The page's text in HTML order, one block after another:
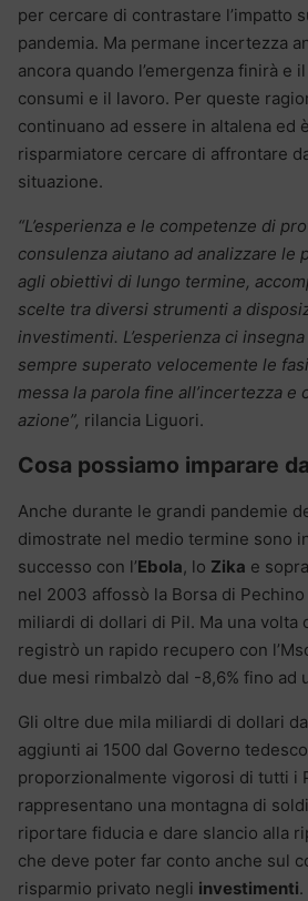
per cercare di contrastare l’impatto
pandemia. Ma permane incertezza
ancora quando l’emergenza finirà e
consumi e il lavoro. Per queste
continuano ad essere in altalena ed
risparmiatore cercare di affrontare
situazione.
“L’esperienza e le competenze di
consulenza aiutano ad analizzare le
agli obiettivi di lungo termine,
scelte tra diversi strumenti a
investimenti. L’esperienza ci
sempre superato velocemente le
messa la parola fine all’incertezza
azione”, rilancia Liguori.
Cosa possiamo imparare
Anche durante le grandi pandemie
dimostrate nel medio termine sono
successo con l’Ebola, lo Zika e
nel 2003 affossò la Borsa di
miliardi di dollari di Pil. Ma una volta
registrò un rapido recupero con
due mesi rimbalzò dal -8,6% fino ad
Gli oltre due mila miliardi di dollari
aggiunti ai 1500 dal Governo
proporzionalmente vigorosi di tutti i
rappresentano una montagna di
riportare fiducia e dare slancio alla
che deve poter far conto anche sul
risparmio privato negli investimenti.